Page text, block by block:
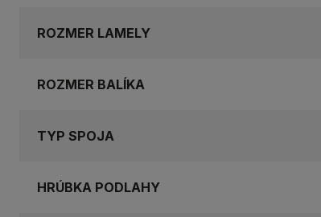
ROZMER LAMELY
ROZMER BALÍKA
TYP SPOJA
HRÚBKA PODLAHY